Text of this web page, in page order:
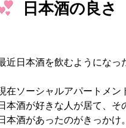
日本酒の良さ
近日本酒を飲むようになっ
在ソーシャルアパートメン
本酒が好きな人が居て、
本酒があったのがきっかけ。